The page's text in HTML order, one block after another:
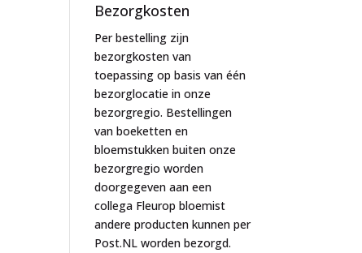
Bezorgkosten
Per bestelling zijn
bezorgkosten van
toepassing op basis van één
bezorglocatie in onze
bezorgregio. Bestellingen
van boeketten en
bloemstukken buiten onze
bezorgregio worden
doorgegeven aan een
collega Fleurop bloemist
andere producten kunnen per
Post.NL worden bezorgd.